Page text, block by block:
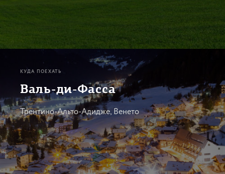
КУДА ПОЕХАТЬ
Валь-ди-Фасса
Трентино-Альто-Адидже, Венето